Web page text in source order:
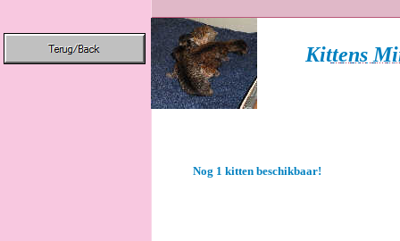
Nog 1 kitten beschikbaar!
Kittens